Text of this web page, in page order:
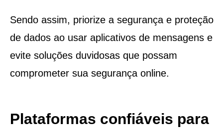
Sendo assim, priorize a segurança e proteção
de dados ao usar aplicativos de mensagens e
evite soluções duvidosas que possam
comprometer sua segurança online.
Plataformas confiáveis para